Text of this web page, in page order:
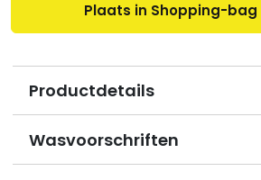
Productdetails
Wasvoorschriften
Plaats in Shopping-bag